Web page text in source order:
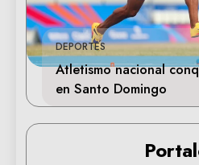
DEPORTES
Atletismo nacional
en Santo Domingo